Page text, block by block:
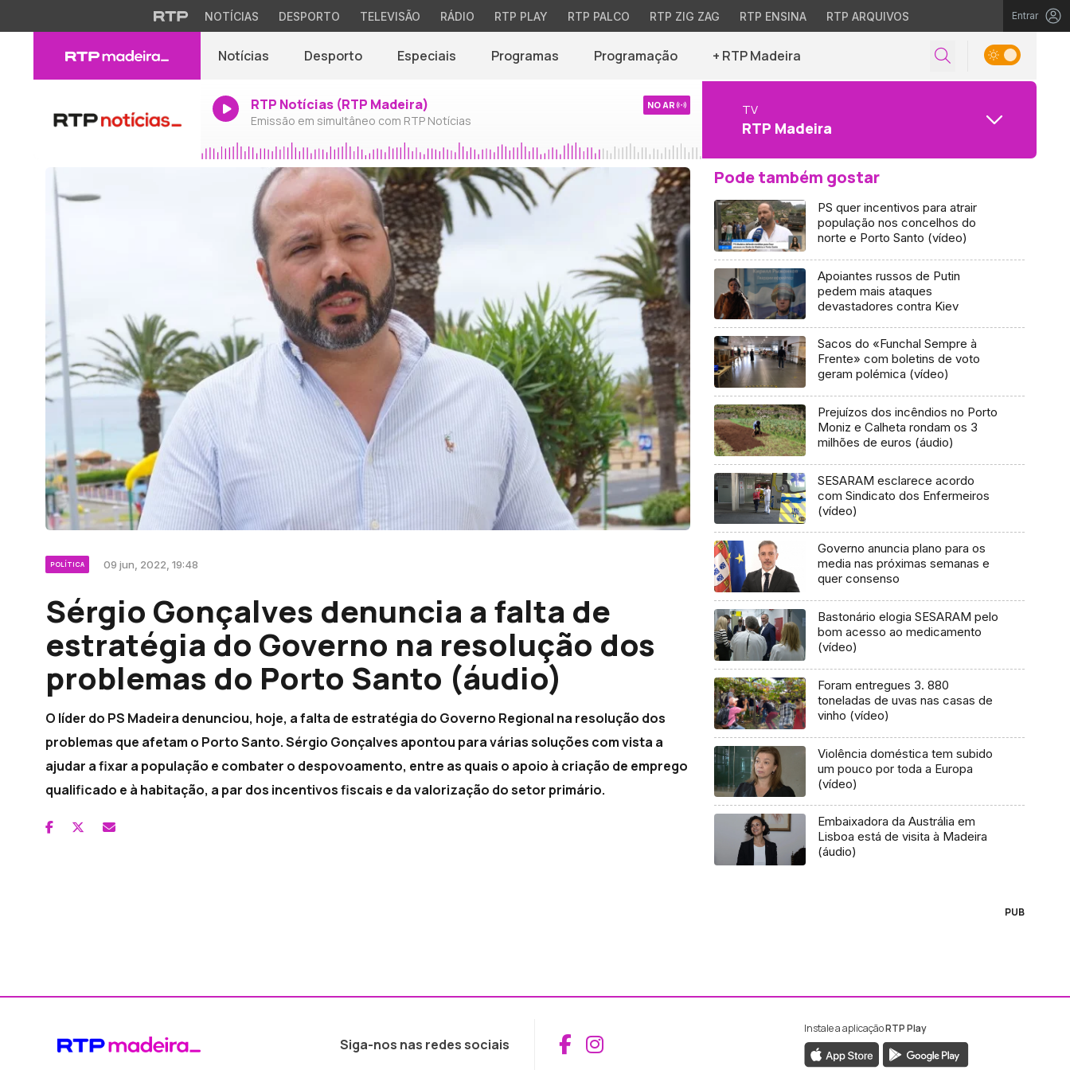
NOTÍCIAS DESPORTO TELEVISÃO RÁDIO RTP PLAY RTP PALCO RTP ZIG ZAG RTP ENSINA RTP ARQUIVOS Entrar
Notícias Desporto Especiais Programas Programação + RTP Madeira
RTP Notícias (RTP Madeira)
Emissão em simultâneo com RTP Notícias
NO AR TV
RTP Madeira
POLÍTICA 09 jun, 2022, 19:48
Sérgio Gonçalves denuncia a falta de
estratégia do Governo na resolução dos
problemas do Porto Santo (áudio)
O líder do PS Madeira denunciou, hoje, a falta de estratégia do Governo Regional na resolução dos
problemas que afetam o Porto Santo. Sérgio Gonçalves apontou para várias soluções com vista a
ajudar a fixar a população e combater o despovoamento, entre as quais o apoio à criação de emprego
qualificado e à habitação, a par dos incentivos fiscais e da valorização do setor primário.
Pode também gostar
PS quer incentivos para atrair
população nos concelhos do
norte e Porto Santo (vídeo)
Apoiantes russos de Putin
pedem mais ataques
devastadores contra Kiev
Sacos do «Funchal Sempre à
Frente» com boletins de voto
geram polémica (vídeo)
Prejuízos dos incêndios no Porto
Moniz e Calheta rondam os 3
milhões de euros (áudio)
SESARAM esclarece acordo
com Sindicato dos Enfermeiros
(vídeo)
Governo anuncia plano para os
media nas próximas semanas e
quer consenso
Bastonário elogia SESARAM pelo
bom acesso ao medicamento
(vídeo)
Foram entregues 3. 880
toneladas de uvas nas casas de
vinho (vídeo)
Violência doméstica tem subido
um pouco por toda a Europa
(vídeo)
Embaixadora da Austrália em
Lisboa está de visita à Madeira
(áudio)
PUB
Siga-nos nas redes sociais Aceder ao Facebook da RTP Madeira
Aceder ao Instagram da RTP Madeira
Instale a aplicaçãoRTP Play